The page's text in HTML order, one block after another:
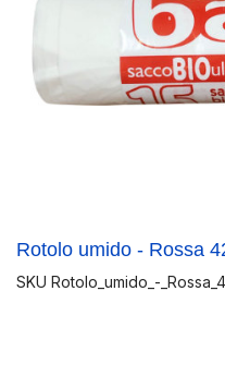
Rotolo umido - Rossa
SKU Rotolo_umido_-